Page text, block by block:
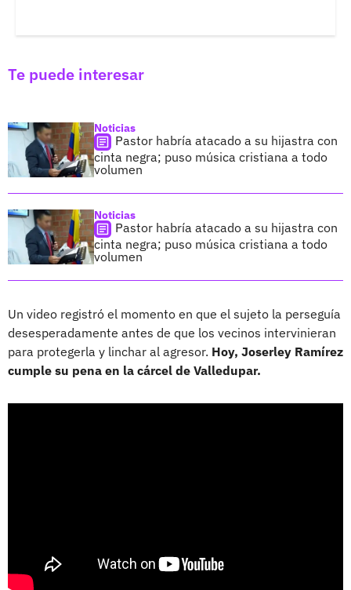
Te puede interesar
Noticias
Pastor habría atacado a su hijastra con
cinta negra; puso música cristiana a todo
volumen
Noticias
Pastor habría atacado a su hijastra con
cinta negra; puso música cristiana a todo
volumen
Un video registró el momento en que el sujeto la perseguía
desesperadamente antes de que los vecinos intervinieran
para protegerla y linchar al agresor. Hoy, Joserley Ramírez
cumple su pena en la cárcel de Valledupar.